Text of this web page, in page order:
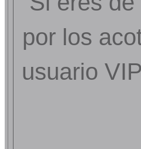
por los
usuario